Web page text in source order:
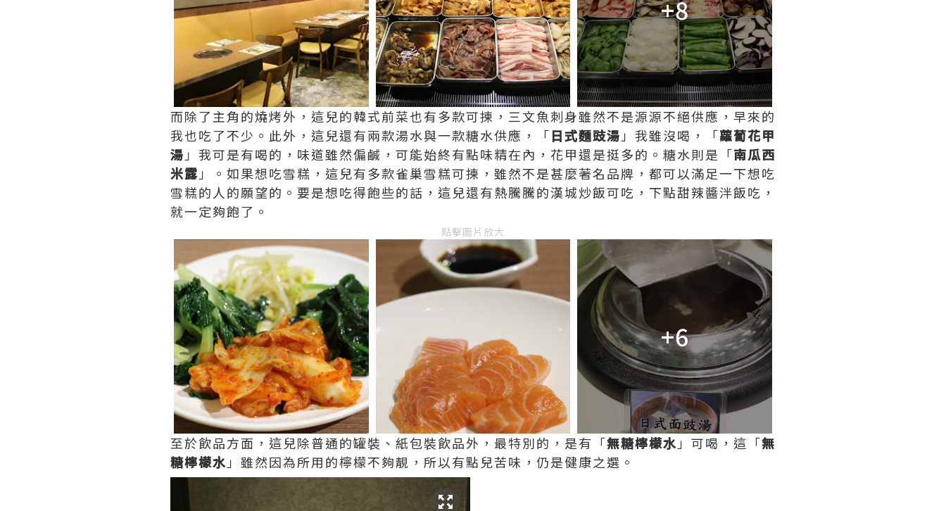
+8
而除了主角的燒烤外，這兒的韓式前菜也有多款可揀，三文魚刺身雖然不是源源不絕供應，早來的
我也吃了不少。此外，這兒還有兩款湯水與一款糖水供應，「日式麵豉湯 」我雖沒喝，「蘿蔔花甲
湯 」我可是有喝的，味道雖然偏鹹，可能始終有點味精在內，花甲還是挺多的。糖水則是「南瓜西
米露 」。如果想吃雪糕，這兒有多款雀巢雪糕可揀，雖然不是甚麼著名品牌，都可以滿足一下想吃
雪糕的人的願望的。要是想吃得飽些的話，這兒還有熱騰騰的漢城炒飯可吃，下點甜辣醬泮飯吃，
就一定夠飽了。
點擊圖片放大
+6
至於飲品方面，這兒除普通的罐裝、紙包裝飲品外，最特別的，是有「無糖檸檬水」可喝，這「無
糖檸檬水」雖然因為所用的檸檬不夠靚，所以有點兒苦味，仍是健康之選。